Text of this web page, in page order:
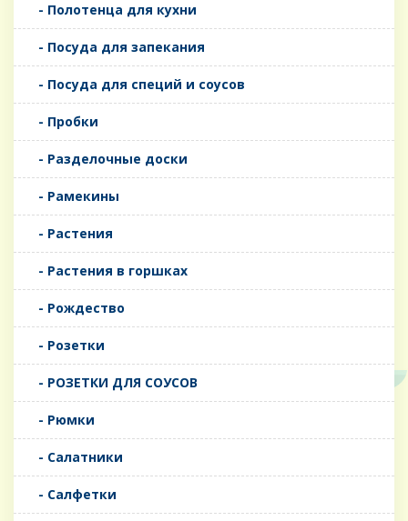
- Полотенца для кухни
- Посуда для запекания
- Посуда для специй и соусов
- Пробки
- Разделочные доски
- Рамекины
- Растения
- Растения в горшках
- Рождество
- Розетки
- РОЗЕТКИ ДЛЯ СОУСОВ
- Рюмки
- Салатники
- Салфетки